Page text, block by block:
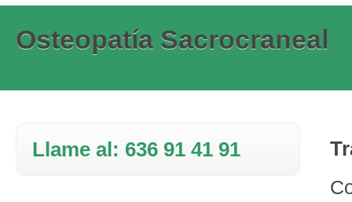
Osteopatía Sacrocraneal
Llame al: 636 91 41 91